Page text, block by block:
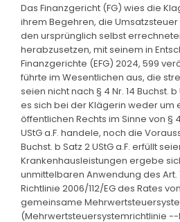
Das Finanzgericht (FG) wies die
ihrem Begehren, die
den ursprünglich selbst
herabzusetzen, mit seinem in
Finanzgerichte (EFG) 2024, 599
führte im Wesentlichen aus, die
seien nicht nach § 4 Nr. 14 Buchst.
es sich bei der Klägerin weder um
öffentlichen Rechts im Sinne von § 4
UStG a.F. handele, noch die
Buchst. b Satz 2 UStG a.F. erfüllt
Krankenhausleistungen ergebe
unmittelbaren Anwendung des Art.
Richtlinie 2006/112/EG des Rates
gemeinsame
(Mehrwertsteuersystemrichtlinie --